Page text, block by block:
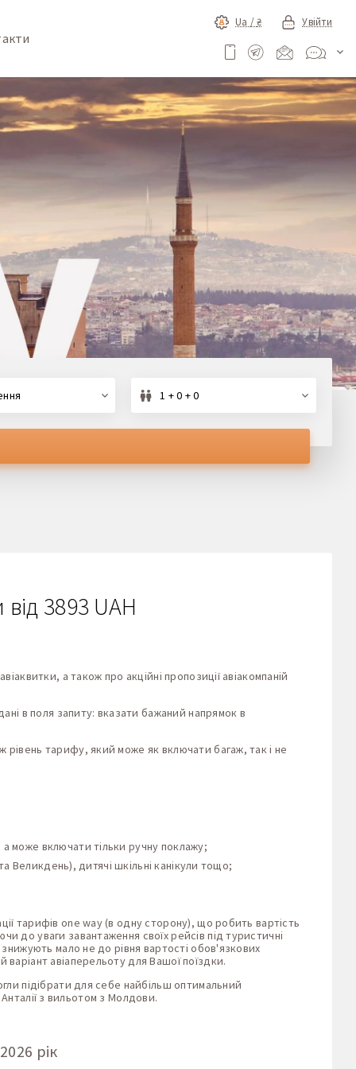
Ua /₴ Увійти
1 + 0 + 0
3893 UAH
а також про акційні пропозиції авіакомпаній
в поля запиту: вказати бажаний напрямок в
тарифу, який може як включати багаж, так і не
а може включати тільки ручну поклажу;
Великдень), дитячі шкільні канікули тощо;
тарифів one way (в одну сторону), що робить вартість
до уваги завантаження своїх рейсів під туристичні
мало не до рівня вартості обов'язкових
авіаперельоту для Вашої поїздки.
підібрати для себе найбільш оптимальний
Анталії з вильотом з Молдови.
рік